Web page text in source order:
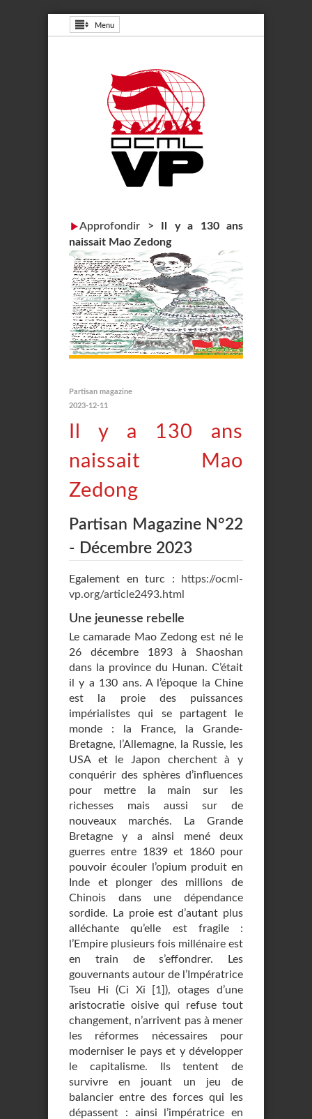
Menu
Approfondir >
Il y a 130 ans
naissait Mao Zedong
Partisan magazine
2023-12-11
Il y a 130 ans
naissait Mao
Zedong
Partisan Magazine N°22
- Décembre 2023
Egalement en turc :
https://ocml-
vp.org/article2493.html
Une jeunesse rebelle
Le camarade Mao Zedong est né le
26 décembre 1893 à Shaoshan
dans la province du Hunan. C’était
il y a 130 ans. A l’époque la Chine
est la proie des puissances
impérialistes qui se partagent le
monde : la France, la Grande-
Bretagne, l’Allemagne, la Russie, les
USA et le Japon cherchent à y
conquérir des sphères d’influences
pour mettre la main sur les
richesses mais aussi sur de
nouveaux marchés. La Grande
Bretagne y a ainsi mené deux
guerres entre 1839 et 1860 pour
pouvoir écouler l’opium produit en
Inde et plonger des millions de
Chinois dans une dépendance
sordide. La proie est d’autant plus
alléchante qu’elle est fragile :
l’Empire plusieurs fois millénaire est
en train de s’effondrer. Les
gouvernants autour de l’Impératrice
Tseu Hi (Ci Xi [1 ] ), otages d’une
aristocratie oisive qui refuse tout
changement, n’arrivent pas à mener
les réformes nécessaires pour
moderniser le pays et y développer
le capitalisme. Ils tentent de
survivre en jouant un jeu de
balancier entre des forces qui les
dépassent : ainsi l’impératrice en